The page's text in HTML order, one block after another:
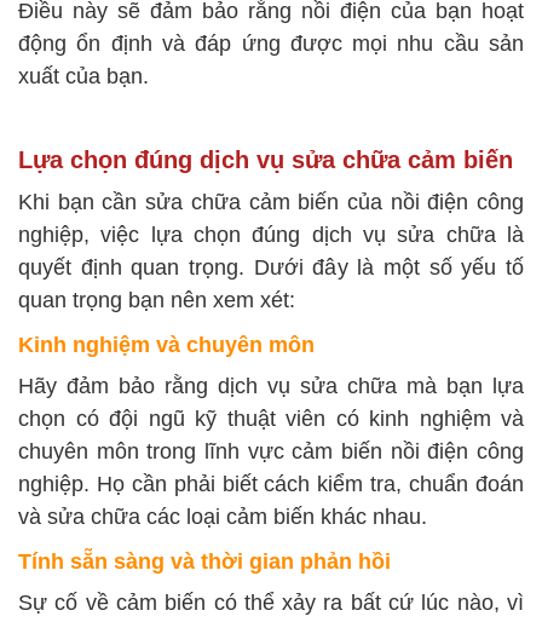
Điều này sẽ đảm bảo rằng nồi điện của bạn hoạt
động ổn định và đáp ứng được mọi nhu cầu sản
xuất của bạn.
Lựa chọn đúng dịch vụ sửa chữa cảm biến
Khi bạn cần sửa chữa cảm biến của nồi điện công
nghiệp, việc lựa chọn đúng dịch vụ sửa chữa là
quyết định quan trọng. Dưới đây là một số yếu tố
quan trọng bạn nên xem xét:
Kinh nghiệm và chuyên môn
Hãy đảm bảo rằng dịch vụ sửa chữa mà bạn lựa
chọn có đội ngũ kỹ thuật viên có kinh nghiệm và
chuyên môn trong lĩnh vực cảm biến nồi điện công
nghiệp. Họ cần phải biết cách kiểm tra, chuẩn đoán
và sửa chữa các loại cảm biến khác nhau.
Tính sẵn sàng và thời gian phản hồi
Sự cố về cảm biến có thể xảy ra bất cứ lúc nào, vì